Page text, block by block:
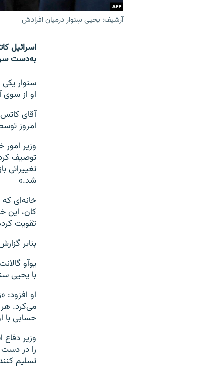
آرشیف: یحیی سِنوار درمیان افرادش
اسرائیل
به‌دست
سنوار
او از سوی
امروز
وزیر
توصیف
تغییراتی
شد.»
خانه‌ای
کان، این
تقویت
بنابر
یوآو
با یحیی
او افزود:
می‌کرد. هر
حسابی با
وزیر
را در دست
تسلیم